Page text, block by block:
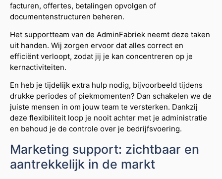
facturen, offertes, betalingen opvolgen of
documentenstructuren beheren.
Het supportteam van de AdminFabriek neemt deze taken
uit handen. Wij zorgen ervoor dat alles correct en
efficiënt verloopt, zodat jij je kan concentreren op je
kernactiviteiten.
En heb je tijdelijk extra hulp nodig, bijvoorbeeld tijdens
drukke periodes of piekmomenten? Dan schakelen we de
juiste mensen in om jouw team te versterken. Dankzij
deze flexibiliteit loop je nooit achter met je administratie
en behoud je de controle over je bedrijfsvoering.
Marketing support: zichtbaar en
aantrekkelijk in de markt